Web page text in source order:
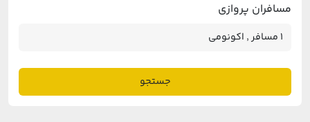
مسافران پروازی
جستجو